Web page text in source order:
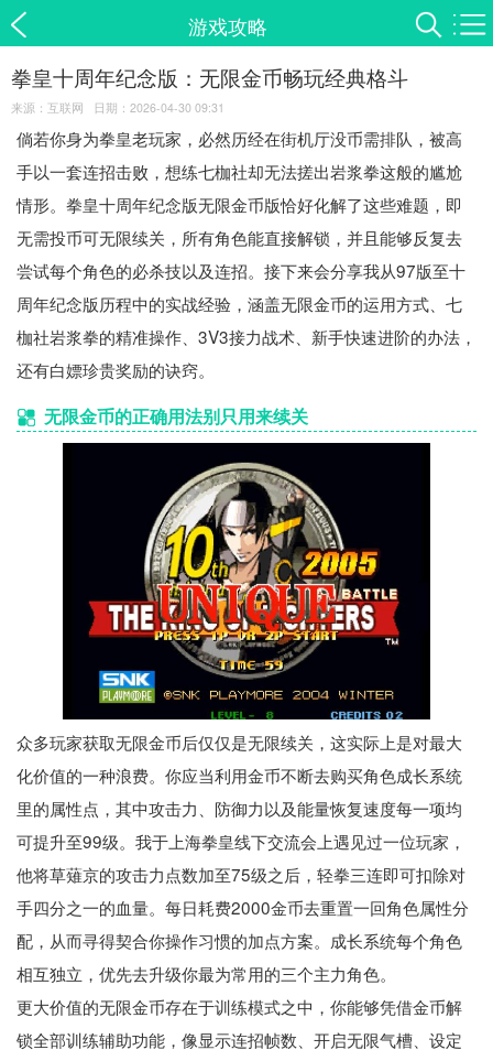
游戏攻略
拳皇十周年纪念版：无限金币畅玩经典格斗
来源：互联网 日期：2026-04-30 09:31
倘若你身为拳皇老玩家，必然历经在街机厅没币需排队，被高
手以一套连招击败，想练七枷社却无法搓出岩浆拳这般的尴尬
情形。拳皇十周年纪念版无限金币版恰好化解了这些难题，即
无需投币可无限续关，所有角色能直接解锁，并且能够反复去
尝试每个角色的必杀技以及连招。接下来会分享我从97版至十
周年纪念版历程中的实战经验，涵盖无限金币的运用方式、七
枷社岩浆拳的精准操作、3V3接力战术、新手快速进阶的办法，
还有白嫖珍贵奖励的诀窍。
无限金币的正确用法别只用来续关
众多玩家获取无限金币后仅仅是无限续关，这实际上是对最大
化价值的一种浪费。你应当利用金币不断去购买角色成长系统
里的属性点，其中攻击力、防御力以及能量恢复速度每一项均
可提升至99级。我于上海拳皇线下交流会上遇见过一位玩家，
他将草薙京的攻击力点数加至75级之后，轻拳三连即可扣除对
手四分之一的血量。每日耗费2000金币去重置一回角色属性分
配，从而寻得契合你操作习惯的加点方案。成长系统每个角色
相互独立，优先去升级你最为常用的三个主力角色。
更大价值的无限金币存在于训练模式之中，你能够凭借金币解
锁全部训练辅助功能，像显示连招帧数、开启无限气槽、设定